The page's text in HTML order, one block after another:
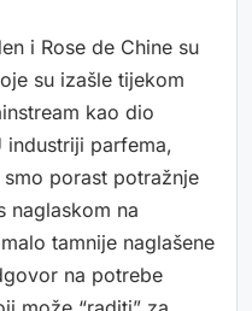
i Rose de Chine su
su izašle tijekom
kao dio
industriji parfema,
porast potražnje
naglaskom na
tamnije naglašene
na potrebe